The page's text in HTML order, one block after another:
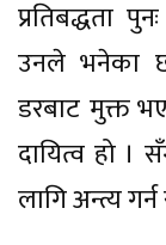
प्रतिबद्धता
उनले भनेका
डरबाट मुक्त
दायित्व हो ।
लागि अन्त्य